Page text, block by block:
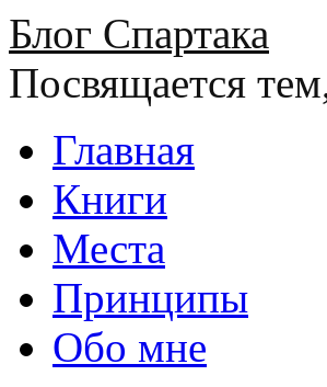
Блог Спартака
Посвящается
Главная
Книги
Места
Принципы
Обо мне